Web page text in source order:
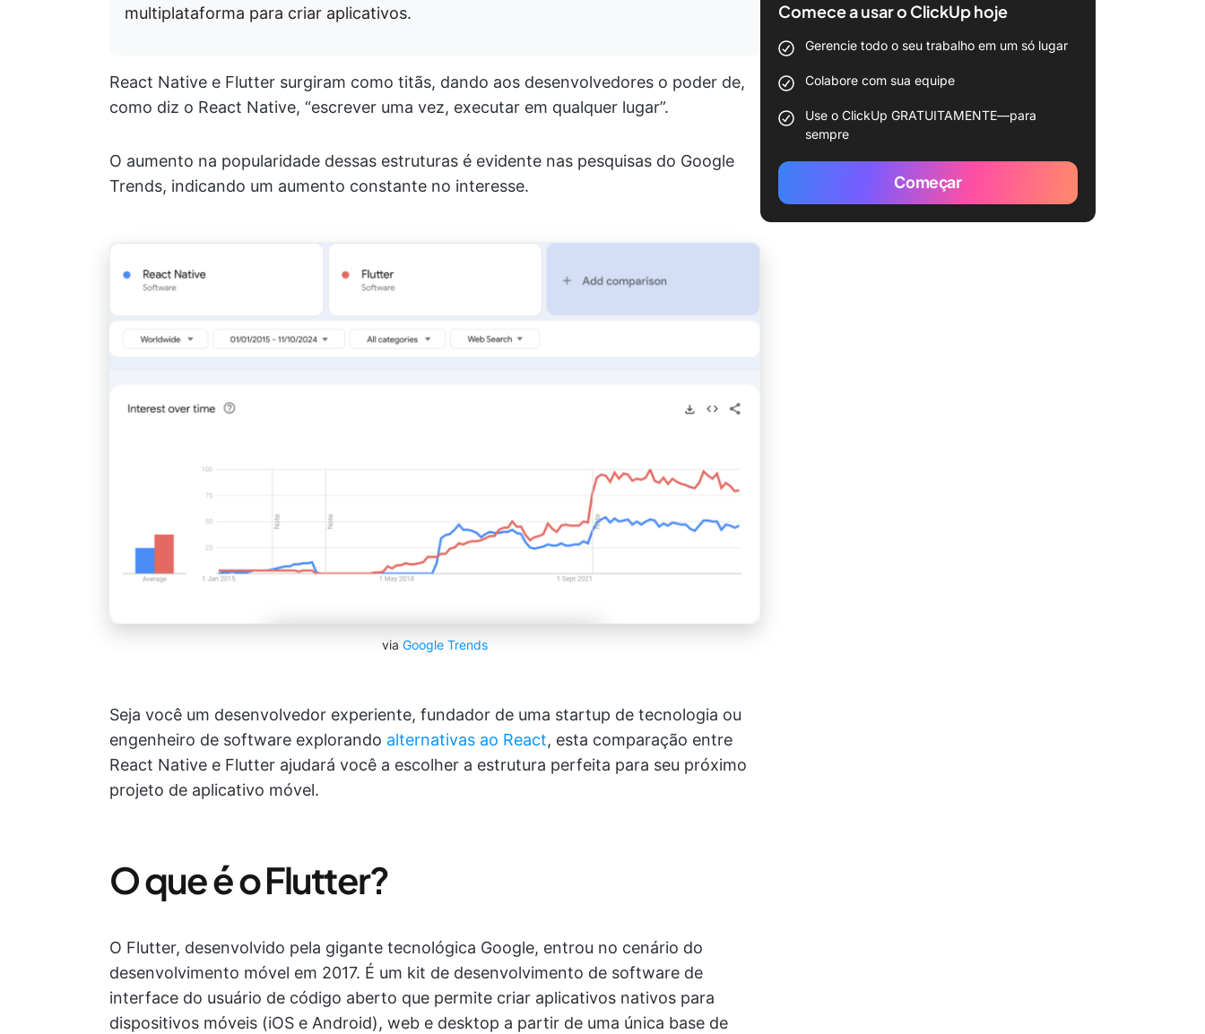
multiplataforma para criar aplicativos.
React Native e Flutter surgiram como titãs, dando aos desenvolvedores o poder de,
como diz o React Native, “escrever uma vez, executar em qualquer lugar”.
O aumento na popularidade dessas estruturas é evidente nas pesquisas do Google
Trends, indicando um aumento constante no interesse.
via Google Trends
Seja você um desenvolvedor experiente, fundador de uma startup de tecnologia ou
engenheiro de software explorando alternativas ao React, esta comparação entre
React Native e Flutter ajudará você a escolher a estrutura perfeita para seu próximo
projeto de aplicativo móvel.
O que é o Flutter?
O Flutter, desenvolvido pela gigante tecnológica Google, entrou no cenário do
desenvolvimento móvel em 2017. É um kit de desenvolvimento de software de
interface do usuário de código aberto que permite criar aplicativos nativos para
dispositivos móveis (iOS e Android), web e desktop a partir de uma única base de
Comece a usar o ClickUp hoje
Gerencie todo o seu trabalho em um só lugar
Colabore com sua equipe
Use o ClickUp GRATUITAMENTE—para
sempre
Começar